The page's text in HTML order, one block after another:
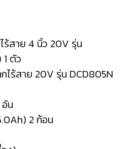
ร้สาย 4 นิ้ว 20V รุ่น
ตัว
ไร้สาย 20V รุ่น DCD805N
น
2 ก้อน